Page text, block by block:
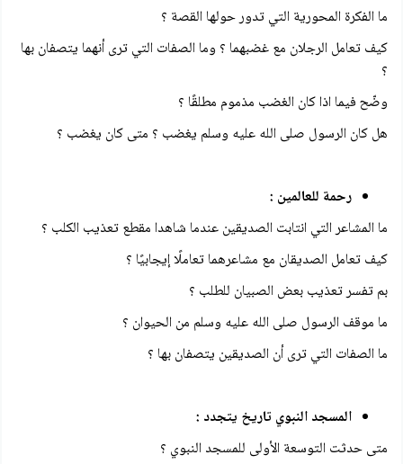
ما الفكرة المحورية التي تدور حولها القصة ؟
كيف تعامل الرجلان مع غضبهما ؟ وما الصفات التي ترى أنهما يتصفان بها
؟
وضّح فيما اذا كان الغضب مذموم مطلقًا ؟
هل كان الرسول صلى الله عليه وسلم يغضب ؟ متى كان يغضب ؟
رحمة للعالمين :
ما المشاعر التي انتابت الصديقين عندما شاهدا مقطع تعذيب الكلب ؟
كيف تعامل الصديقان مع مشاعرهما تعاملًا إيجابيًا ؟
بم تفسر تعذيب بعض الصبيان للطلب ؟
ما موقف الرسول صلى الله عليه وسلم من الحيوان ؟
ما الصفات التي ترى أن الصديقين يتصفان بها ؟
المسجد النبوي تاريخ يتجدد :
متى حدثت التوسعة الأولى للمسجد النبوي ؟